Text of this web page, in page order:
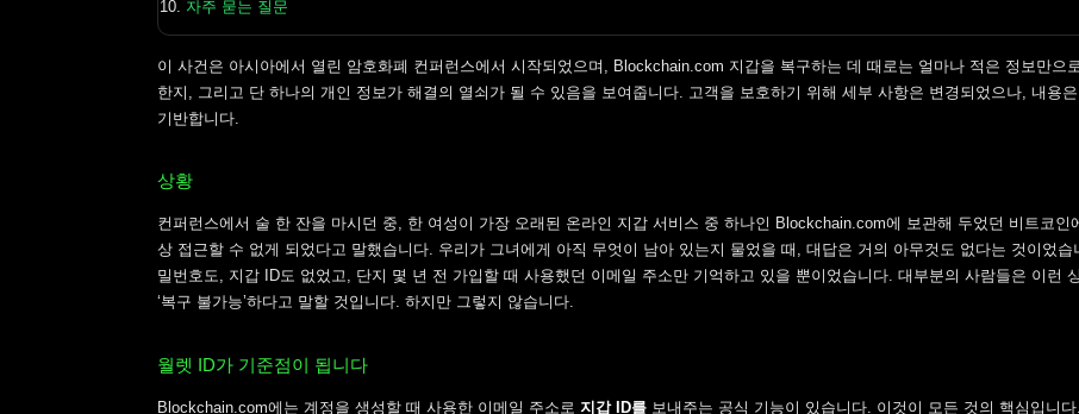
자주 묻는 질문
이 사건은 아시아에서 열린 암호화폐 컨퍼런스에서 시작되었으며, Blockchain.com 지갑을 복구하는 데 때로는 얼마나 적은 정보만으
한지, 그리고 단 하나의 개인 정보가 해결의 열쇠가 될 수 있음을 보여줍니다. 고객을 보호하기 위해 세부 사항은 변경되었으나, 내용
기반합니다.
상황
컨퍼런스에서 술 한 잔을 마시던 중, 한 여성이 가장 오래된 온라인 지갑 서비스 중 하나인 Blockchain.com에 보관해 두었던 비트코인
상 접근할 수 없게 되었다고 말했습니다. 우리가 그녀에게 아직 무엇이 남아 있는지 물었을 때, 대답은 거의 아무것도 없다는 것이었습
밀번호도, 지갑 ID도 없었고, 단지 몇 년 전 가입할 때 사용했던 이메일 주소만 기억하고 있을 뿐이었습니다. 대부분의 사람들은 이런
‘복구 불가능’하다고 말할 것입니다. 하지만 그렇지 않습니다.
월렛 ID가 기준점이 됩니다
Blockchain.com에는 계정을 생성할 때 사용한 이메일 주소로 지갑 ID를 보내주는 공식 기능이 있습니다. 이것이 모든 것의 핵심입니다